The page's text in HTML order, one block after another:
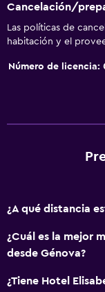
Cancelación/
Las políticas de
habitación y el
Número de licencia:
¿A qué distancia
¿Cuál es la mejor
desde Génova?
¿Tiene Hotel